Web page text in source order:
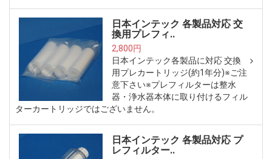
日本インテック 各製品対応 交
換用プレフィ..
2,800円
日本インテック各製品に対応 交換
用プレカートリッジ(約1年分)※ご注
意下さい※プレフィルターは整水
器・浄水器本体に取り付けるフィル
ターカートリッジではございません。
日本インテック 各製品対応 プ
レフィルター..